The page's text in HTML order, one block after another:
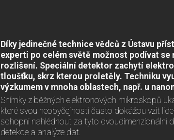
Díky jedinečné technice vědců z Ústavu
experti po celém světě možnost podívat se
rozlišení. Speciální detektor zachytí
tloušťku, skrz kterou proletěly. Techniku
výzkumem v mnoha oblastech, např. u
Snímky z běžných elektronových mikroskopů
které svou neobyčejností často dokážou vzít
schopni nahlédnout za tyto dvoudimenzionální
detekce a analýze dat.